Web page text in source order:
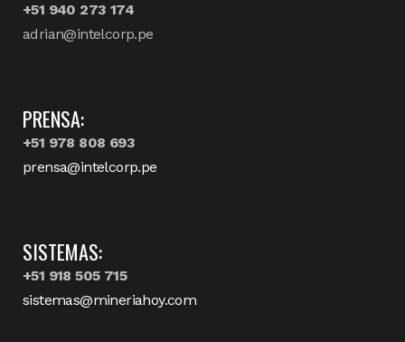
+51 940 273 174
adrian@intelcorp.pe
PRENSA:
+51 978 808 693
prensa@intelcorp.pe
SISTEMAS:
+51 918 505 715
sistemas@mineriahoy.com